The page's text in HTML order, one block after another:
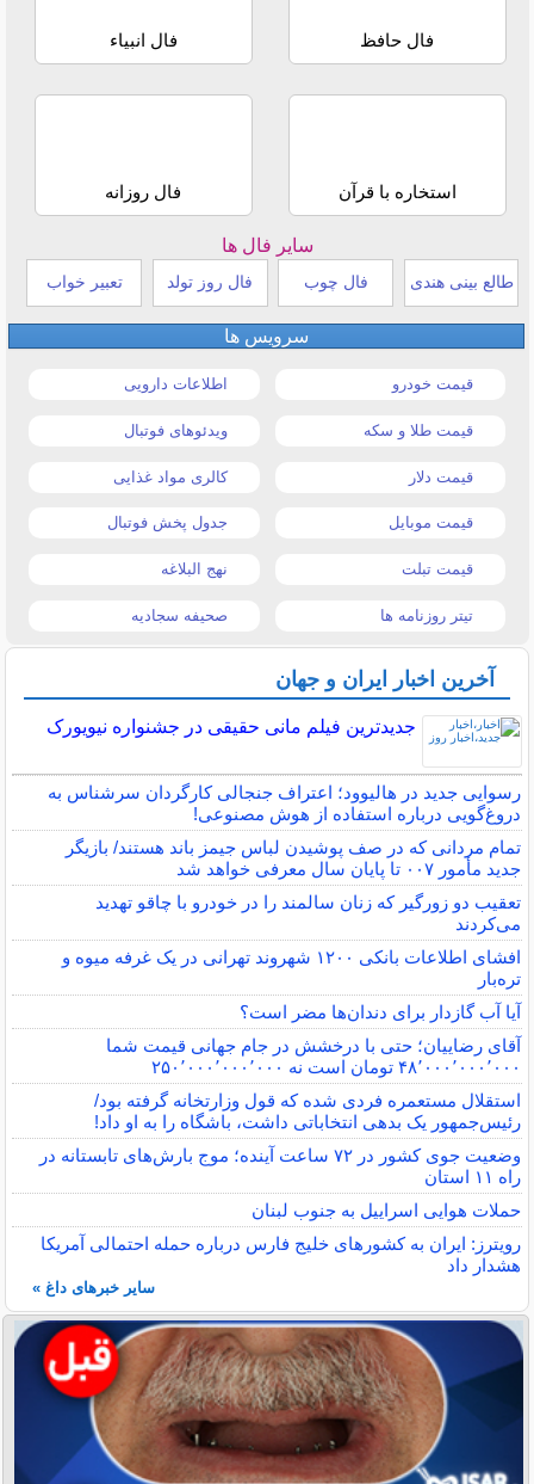
فال حافظ فال انبیاء
استخاره با قرآن فال روزانه
سایر فال ها
طالع بینی هندی فال چوب فال روز تولد تعبیر خواب
سرویس ها
قیمت خودرو اطلاعات دارویی
قیمت طلا و سکه ویدئوهای فوتبال
قیمت دلار کالری مواد غذایی
قیمت موبایل جدول پخش فوتبال
قیمت تبلت نهج البلاغه
تیتر روزنامه ها صحیفه سجادیه
آخرین اخبار ایران و جهان
جدیدترین فیلم مانی حقیقی در جشنواره نیویورک
رسوایی جدید در هالیوود؛ اعتراف جنجالی کارگردان سرشناس به
دروغ‌گویی درباره استفاده از هوش مصنوعی!
تمام مردانی که در صف پوشیدن لباس جیمز باند هستند/ بازیگر
جدید مأمور ۰۰۷ تا پایان سال معرفی خواهد شد
تعقیب دو زورگیر که زنان سالمند را در خودرو با چاقو تهدید
می‌کردند
افشای اطلاعات بانکی ۱۲۰۰ شهروند تهرانی در یک غرفه میوه و
تره‌بار
آیا آب گازدار برای دندان‌ها مضر است؟
آقای رضاییان؛ حتی با درخشش در جام جهانی قیمت شما
۴۸٬۰۰۰٬۰۰۰٬۰۰۰ تومان است نه ۲۵۰٬۰۰۰٬۰۰۰٬۰۰۰
استقلال مستعمره فردی شده که قول وزارتخانه گرفته بود/
رئیس‌جمهور یک بدهی انتخاباتی داشت، باشگاه را به او داد!
وضعیت جوی کشور در ۷۲ ساعت آینده؛ موج بارش‌های تابستانه در
راه ۱۱ استان
حملات هوایی اسراییل به جنوب لبنان
رویترز: ایران به کشورهای خلیج فارس درباره حمله احتمالی آمریکا
هشدار داد
سایر خبرهای داغ »